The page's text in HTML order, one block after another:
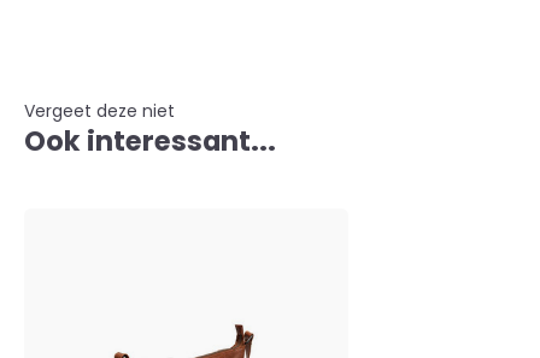
Vergeet deze niet
Ook interessant...